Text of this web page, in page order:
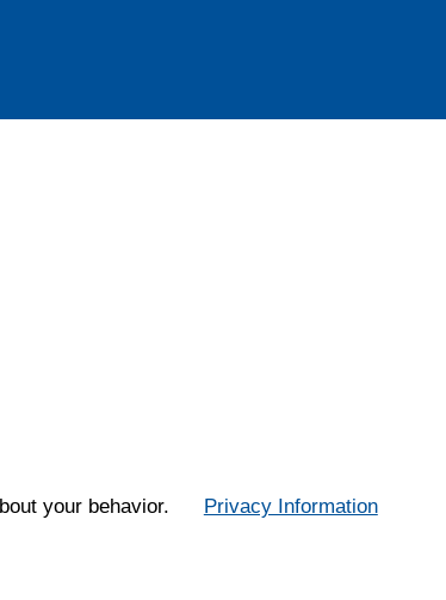
your behavior. Privacy Information